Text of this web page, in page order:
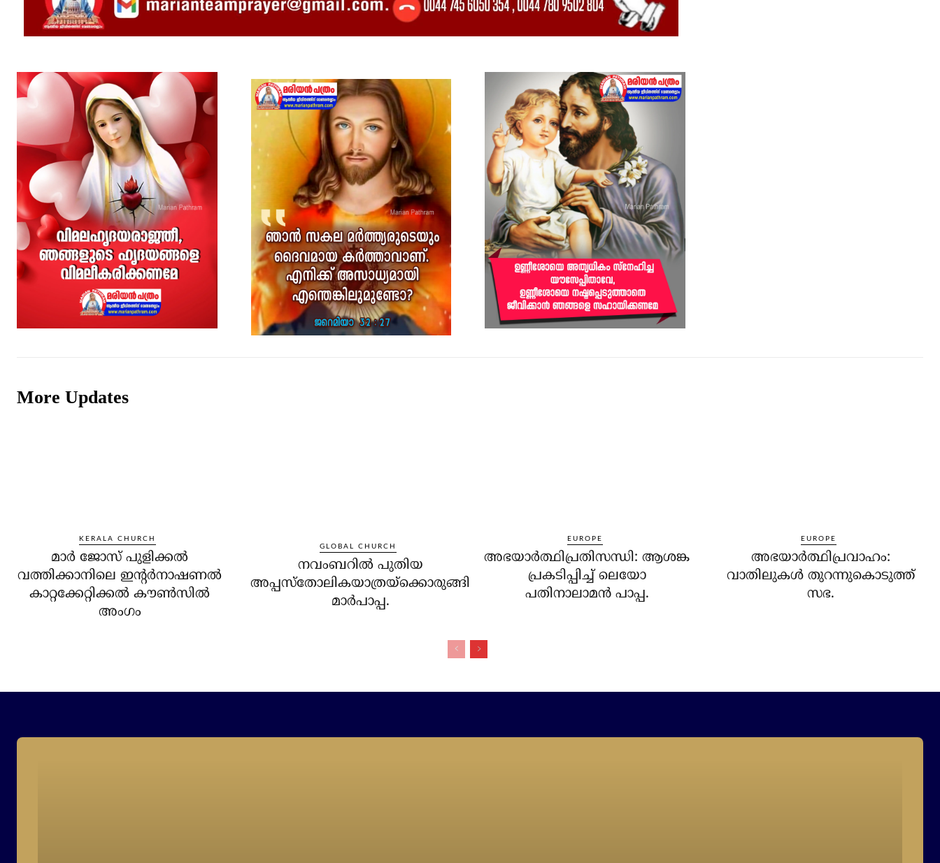
More Updates
KERALA CHURCH
മാര്‍ ജോസ് പുളിക്കല്‍
വത്തിക്കാനിലെ ഇന്റര്‍നാഷണല്‍
കാറ്റക്കേറ്റിക്കല്‍ കൗണ്‍സില്‍
അംഗം
GLOBAL CHURCH
നവംബറില്‍ പുതിയ
അപ്പസ്‌തോലികയാത്രയ്‌ക്കൊരുങ്ങി
മാര്‍പാപ്പ.
EUROPE
അഭയാര്‍ത്ഥിപ്രതിസന്ധി: ആശങ്ക
പ്രകടിപ്പിച്ച് ലെയോ
പതിനാലാമന്‍ പാപ്പ.
EUROPE
അഭയാര്‍ത്ഥിപ്രവാഹം:
വാതിലുകള്‍ തുറന്നുകൊടുത്ത്
സഭ.